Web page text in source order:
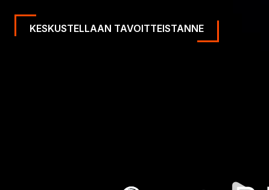
KESKUSTELLAAN TAVOITTEISTANNE